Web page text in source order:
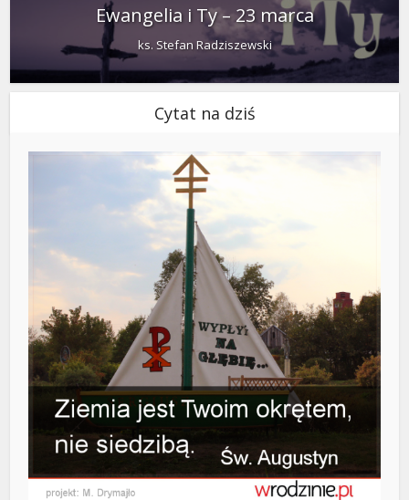
Ewangelia i Ty – 23 marca
ks. Stefan Radziszewski
Cytat na dziś